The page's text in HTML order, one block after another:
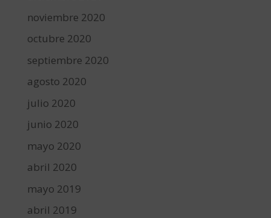
noviembre 2020
octubre 2020
septiembre 2020
agosto 2020
julio 2020
junio 2020
mayo 2020
abril 2020
mayo 2019
abril 2019